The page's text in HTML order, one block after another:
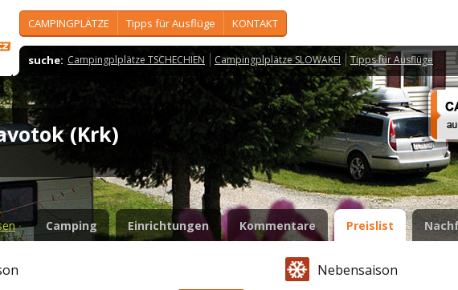
CAMPINGPLÄTZE Tipps für Ausflüge KONTAKT
suche: Campingplplätze TSCHECHIEN Campingplplätze SLOWAKEI Tipps für Ausflüge
(Krk)
Camping Einrichtungen Kommentare Preislist
Nebensaison